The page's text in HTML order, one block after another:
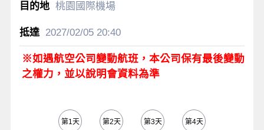
桃園國際機場
2027/02/0520:40
※如遇航空公司變動航班，本公司保有最後變動
之權力，並以說明會資料為準
第1天 第2天 第3天 第4天